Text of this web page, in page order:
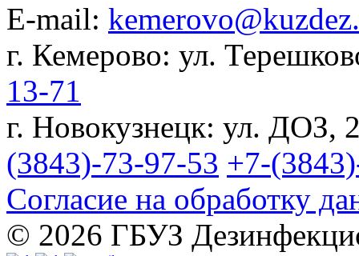
E-mail:
г. Кемерово: ул.
13-71
г. Новокузнецк: ул. ДОЗ,
(3843)-73-97-53 +7-
Согласие на обработку
© 2026 ГБУЗ